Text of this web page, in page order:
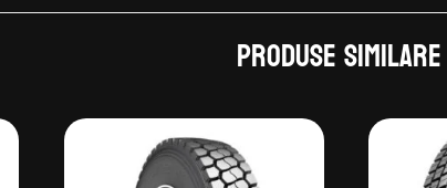
Produse similare